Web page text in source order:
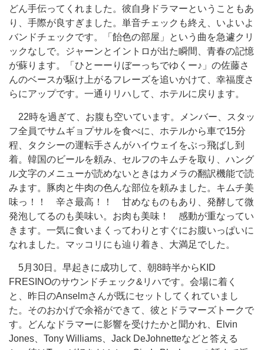
どん手伝ってくれました。彼自身ドラマーということもあ
り、手際が良すぎました。単音チェックも終え、いよいよ
バンドチェックです。「飴色の部屋」という曲を急遽クリ
ックなしで。ジャーンとイントロが出た瞬間、青春の記憶
が蘇ります。「ひとーーりぼーっちでゆくー♪」の佐藤さ
んのベースが駆け上がるフレーズを追いかけて、幸福度さ
らにアップです。一通りリハして、ホテルに戻ります。
22時を過ぎて、お腹も空いています。メンバー、スタッ
フ全員でサムギョプサルを食べに、ホテルから車で15分
程、タクシーの運転手さんがハイウェイをぶっ飛ばし到
着。韓国のビールを頼み、セルフのキムチを取り、ハング
ル文字のメニューが読めないときはカメラの翻訳機能で読
みます。豚肉と牛肉の色んな部位を頼みました。キムチ美
味っ！！ 辛さ最高！！ 甘めなものもあり、発酵して微
発泡してるのも美味い。お肉も美味！ 感動が重なってい
きます。一気に食いまくってわりとすぐにお腹いっぱいに
なれました。マッコリにも辿り着き、大満足でした。
5月30日。早起きに成功して、朝8時半からKID
FRESINOのサウンドチェック&リハです。会場に着く
と、昨日のAnselmさんが既にセットしてくれていまし
た。そのおかげで余裕ができて、彼とドラマーズトークで
す。どんなドラマーに影響を受けたかと聞かれ、Elvin
Jones、Tony Williams、Jack DeJohnetteなどと答える